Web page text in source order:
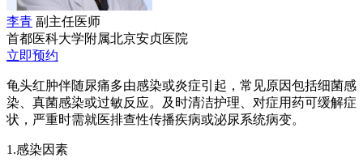
李青 副主任医师
首都医科大学附属北京安贞医院
立即预约
龟头红肿伴随尿痛多由感染或炎症引起，常见原因包括细菌感
染、真菌感染或过敏反应。及时清洁护理、对症用药可缓解症
状，严重时需就医排查性传播疾病或泌尿系统病变。
1.感染因素